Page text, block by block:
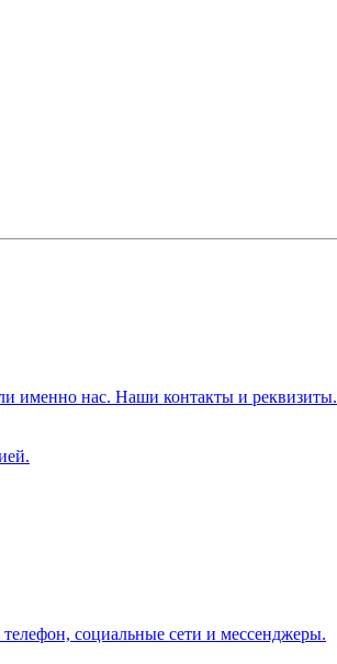
именно нас. Наши контакты и реквизиты.
социальные сети и мессенджеры.